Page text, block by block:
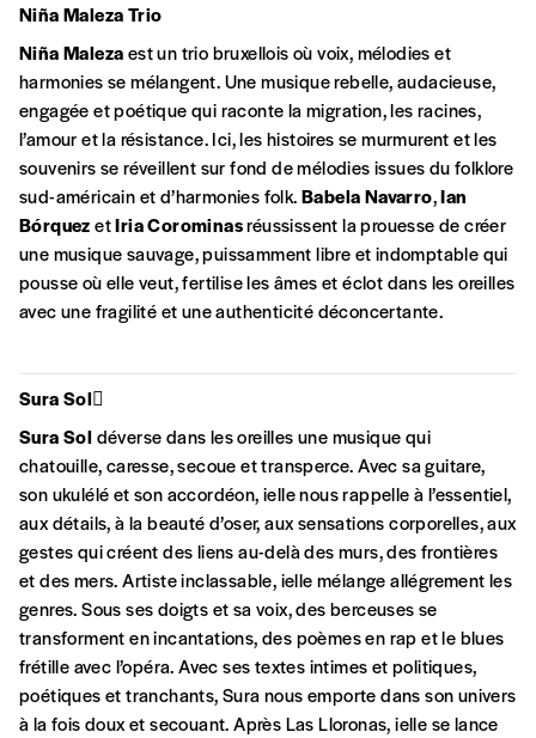
Les mots de passe ne correspondent pas
Vous vous abonnez pour l’année civile en
cours ou vous commandez au numéro.
Vous indiquez si vous souhaitez recevoir la
revue en format papier ou numérique.
Vous renseignez vos coordonnées.
Vous versez le montant de votre choix sur le
compteIBAN BE34 0010 7305
2190avec en communication le numéro de
la commande renseigné dans le mail de
confirmation et la mention “participation
Imag”.
NB
financièrement à tout moment, même après
avoir reçu plusieurs numéros. Ce paiement
n’est pas indispensable. Il marque votre
volonté de soutenir nos activités.
NOS
FORMULES
Niña Maleza Trio
Niña Malezaest un trio bruxellois où voix, mélodies et
harmonies se mélangent. Une musique rebelle, audacieuse,
engagée et poétique qui raconte la migration, les racines,
l’amour et la résistance. Ici, les histoires se murmurent et les
souvenirs se réveillent sur fond de mélodies issues du folklore
sud-américain et d’harmonies folk.Babela Navarro,Ian
BórquezetIria Corominasréussissent la prouesse de créer
une musique sauvage, puissamment libre et indomptable qui
pousse où elle veut, fertilise les âmes et éclot dans les oreilles
avec une fragilité et une authenticité déconcertante.
Sura Sol
Sura Soldéverse dans les oreilles une musique qui
chatouille, caresse, secoue et transperce. Avec sa guitare,
son ukulélé et son accordéon, ielle nous rappelle à l’essentiel,
aux détails, à la beauté d’oser, aux sensations corporelles, aux
gestes qui créent des liens au-delà des murs, des frontières
et des mers. Artiste inclassable, ielle mélange allégrement les
genres. Sous ses doigts et sa voix, des berceuses se
transforment en incantations, des poèmes en rap et le blues
frétille avec l’opéra. Avec ses textes intimes et politiques,
poétiques et tranchants, Sura nous emporte dans son univers
à la fois doux et secouant. Après Las Lloronas, ielle se lance